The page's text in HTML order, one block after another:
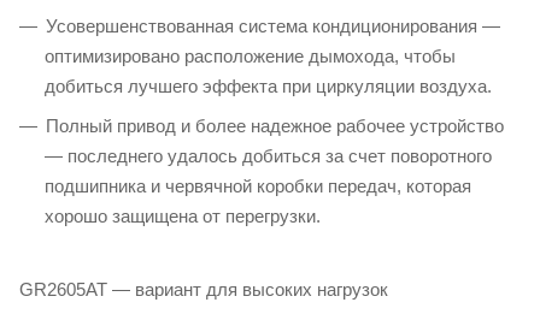
Усовершенствованная система кондиционирования —
оптимизировано расположение дымохода, чтобы
добиться лучшего эффекта при циркуляции воздуха.
Полный привод и более надежное рабочее устройство
— последнего удалось добиться за счет поворотного
подшипника и червячной коробки передач, которая
хорошо защищена от перегрузки.
GR2605AT — вариант для высоких нагрузок